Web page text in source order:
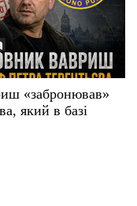
«забронював»
який в базі